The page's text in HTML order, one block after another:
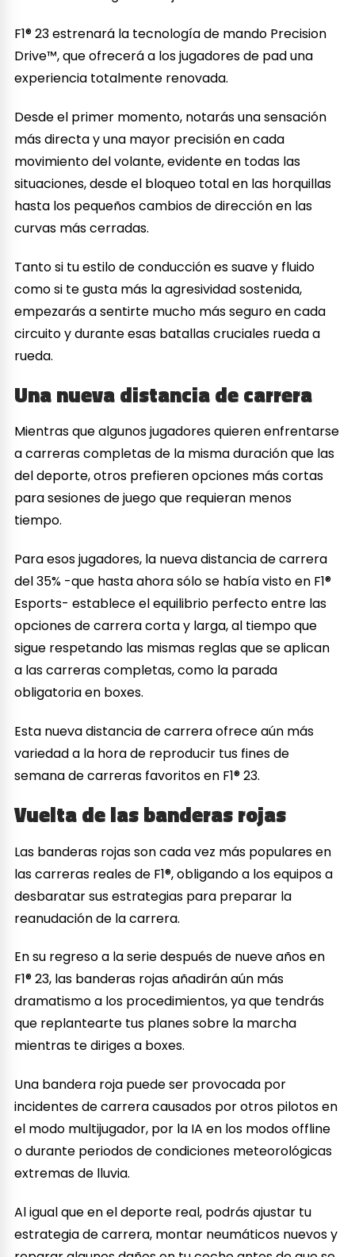
F1® 23 estrenará la tecnología de mando Precision
Drive™, que ofrecerá a los jugadores de pad una
experiencia totalmente renovada.
Desde el primer momento, notarás una sensación
más directa y una mayor precisión en cada
movimiento del volante, evidente en todas las
situaciones, desde el bloqueo total en las horquillas
hasta los pequeños cambios de dirección en las
curvas más cerradas.
Tanto si tu estilo de conducción es suave y fluido
como si te gusta más la agresividad sostenida,
empezarás a sentirte mucho más seguro en cada
circuito y durante esas batallas cruciales rueda a
rueda.
Una nueva distancia de carrera
Mientras que algunos jugadores quieren enfrentarse
a carreras completas de la misma duración que las
del deporte, otros prefieren opciones más cortas
para sesiones de juego que requieran menos
tiempo.
Para esos jugadores, la nueva distancia de carrera
del 35% -que hasta ahora sólo se había visto en F1®
Esports- establece el equilibrio perfecto entre las
opciones de carrera corta y larga, al tiempo que
sigue respetando las mismas reglas que se aplican
a las carreras completas, como la parada
obligatoria en boxes.
Esta nueva distancia de carrera ofrece aún más
variedad a la hora de reproducir tus fines de
semana de carreras favoritos en F1® 23.
Vuelta de las banderas rojas
Las banderas rojas son cada vez más populares en
las carreras reales de F1®, obligando a los equipos a
desbaratar sus estrategias para preparar la
reanudación de la carrera.
En su regreso a la serie después de nueve años en
F1® 23, las banderas rojas añadirán aún más
dramatismo a los procedimientos, ya que tendrás
que replantearte tus planes sobre la marcha
mientras te diriges a boxes.
Una bandera roja puede ser provocada por
incidentes de carrera causados por otros pilotos en
el modo multijugador, por la IA en los modos offline
o durante periodos de condiciones meteorológicas
extremas de lluvia.
Al igual que en el deporte real, podrás ajustar tu
estrategia de carrera, montar neumáticos nuevos y